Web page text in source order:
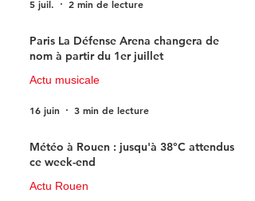
5 juil. 2 min de lecture
Paris La Défense Arena changera de
nom à partir du 1er juillet
Actu musicale
16 juin 3 min de lecture
Météo à Rouen : jusqu'à 38°C attendus
ce week-end
Actu Rouen